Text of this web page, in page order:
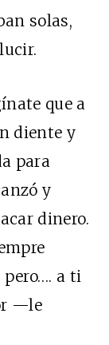
solas,
que a
diente y
para
y
dinero.
pero…. a ti
—le